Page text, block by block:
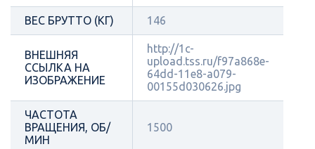
ВЕС БРУТТО (КГ) 146
ВНЕШНЯЯ
ССЫЛКА НА
ИЗОБРАЖЕНИЕ
http://1c-
upload.tss.ru/f97a868e-
64dd-11e8-a079-
00155d030626.jpg
ЧАСТОТА
ВРАЩЕНИЯ, ОБ/
МИН
1500